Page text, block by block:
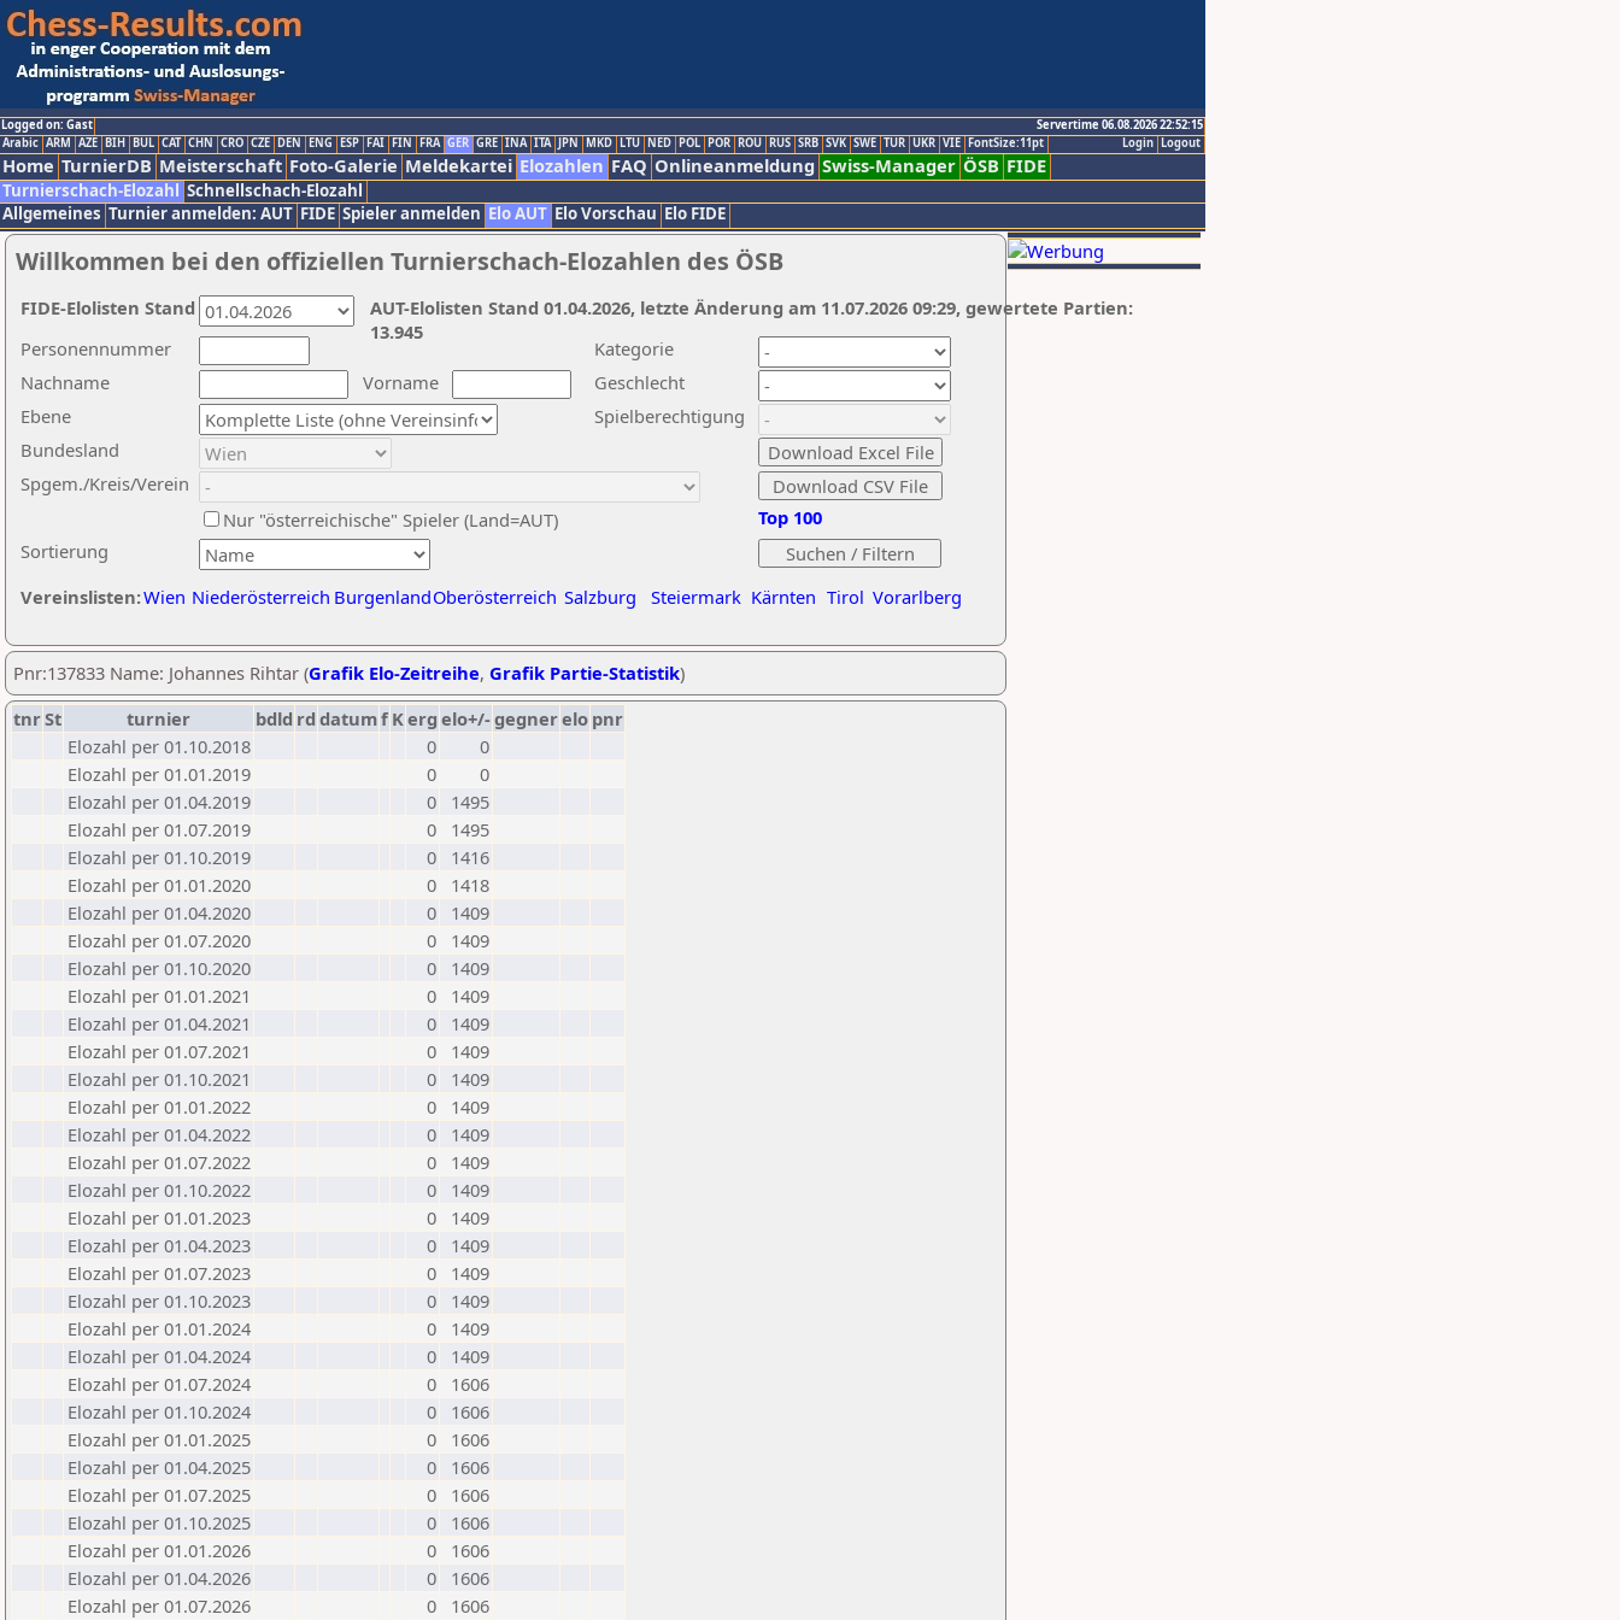
Logged on: Gast
Servertime 06.08.2026 22:52:15
Logout
Login
Arabic ARM AZE BIH BUL CAT CHN CRO CZE DEN ENG ESP FAI FIN FRA GER GRE INA ITA JPN MKD LTU NED POL POR ROU RUS SRB SVK SWE TUR UKR VIE FontSize:11pt
Home TurnierDB Meisterschaft Foto-Galerie Meldekartei Elozahlen FAQ Onlineanmeldung Swiss-Manager ÖSB FIDE
Turnierschach-Elozahl Schnellschach-Elozahl
Allgemeines Turnier anmelden: AUT FIDE Spieler anmelden Elo AUT Elo Vorschau Elo FIDE
Willkommen bei den offiziellen Turnierschach-Elozahlen des ÖSB
Nachname
Vorname
Ebene
Kategorie
Sortierung
Personennummer
Bundesland
Spgem./Kreis/Verein
Geschlecht
Nur "österreichische" Spieler (Land=AUT)
Spielberechtigung
Vereinslisten:Wien Niederösterreich BurgenlandOberösterreich Salzburg Steiermark Kärnten Tirol Vorarlberg
Top 100
AUT-Elolisten Stand 01.04.2026, letzte Änderung am 11.07.2026 09:29, gewertete Partien:
13.945
FIDE-Elolisten Stand
Pnr:137833 Name: Johannes Rihtar (Grafik Elo-Zeitreihe, Grafik Partie-Statistik)
tnrSt turnier bdld rd datumf Kerg elo+/-gegnerelo pnr
Elozahl per 01.10.2018
0
0
Elozahl per 01.01.2019
0
0
Elozahl per 01.04.2019
0
1495
Elozahl per 01.07.2019
0
1495
Elozahl per 01.10.2019
0
1416
Elozahl per 01.01.2020
0
1418
Elozahl per 01.04.2020
0
1409
Elozahl per 01.07.2020
0
1409
Elozahl per 01.10.2020
0
1409
Elozahl per 01.01.2021
0
1409
Elozahl per 01.04.2021
0
1409
Elozahl per 01.07.2021
0
1409
Elozahl per 01.10.2021
0
1409
Elozahl per 01.01.2022
0
1409
Elozahl per 01.04.2022
0
1409
Elozahl per 01.07.2022
0
1409
Elozahl per 01.10.2022
0
1409
Elozahl per 01.01.2023
0
1409
Elozahl per 01.04.2023
0
1409
Elozahl per 01.07.2023
0
1409
Elozahl per 01.10.2023
0
1409
Elozahl per 01.01.2024
0
1409
Elozahl per 01.04.2024
0
1409
Elozahl per 01.07.2024
0
1606
Elozahl per 01.10.2024
0
1606
Elozahl per 01.01.2025
0
1606
Elozahl per 01.04.2025
0
1606
Elozahl per 01.07.2025
0
1606
Elozahl per 01.10.2025
0
1606
Elozahl per 01.01.2026
0
1606
Elozahl per 01.04.2026
0
1606
Elozahl per 01.07.2026
0 1606